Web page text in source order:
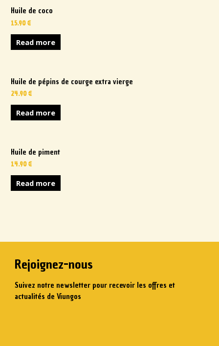
Huile de coco
15.90€
Read more
Huile de pépins de courge extra vierge
24.90€
Read more
Huile de piment
14.90€
Read more
Rejoignez-nous
Suivez notre newsletter pour recevoir les offres et
actualités de Viungos